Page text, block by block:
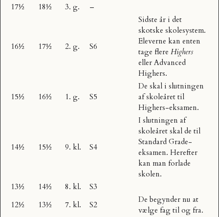
17½ 18½ 3. g. –
16½ 17½ 2. g. S6
Sidste år i det
skotske skolesystem.
Eleverne kan enten
tage flere Highers
ellerAdvanced
Highers.
15½ 16½ 1. g. S5
De skal i slutningen
af skoleåret til
Highers-eksamen.
14½ 15½ 9. kl. S4
I slutningen af
skoleåret skal de til
Standard Grade-
eksamen. Herefter
kan man forlade
skolen.
13½
14½ 8. kl.
S3
12½
13½ 7. kl. S2
De begynder nu at
vælge fag til og fra.